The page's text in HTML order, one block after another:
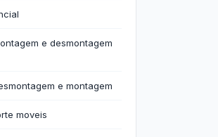
e desmontagem
e montagem
moveis